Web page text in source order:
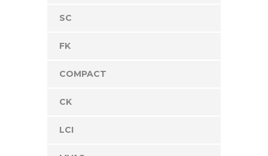
SC
FK
COMPACT
CK
LCI